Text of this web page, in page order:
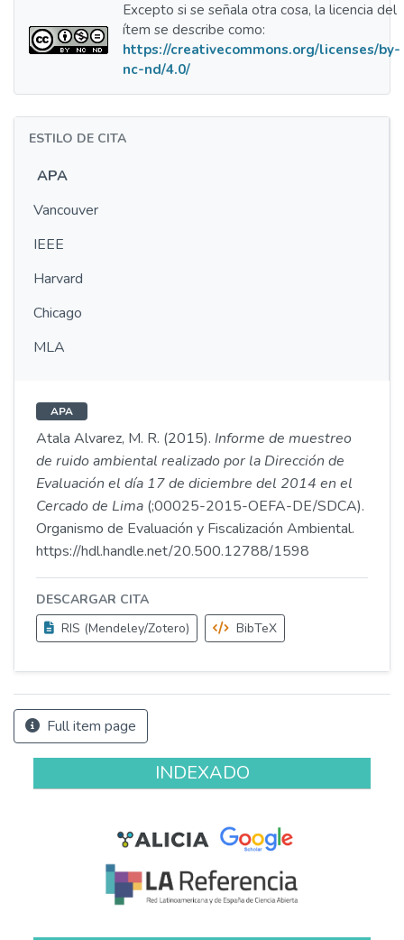
Excepto si se señala otra cosa, la licencia del
ítem se describe como:
https://creativecommons.org/licenses/by-
nc-nd/4.0/
ESTILO DE CITA
APA
Vancouver
IEEE
Harvard
Chicago
MLA
APA
Atala Alvarez, M. R. (2015). Informe de muestreo
de ruido ambiental realizado por la Dirección de
Evaluación el día 17 de diciembre del 2014 en el
Cercado de Lima (;00025-2015-OEFA-DE/SDCA).
Organismo de Evaluación y Fiscalización Ambiental.
https://hdl.handle.net/20.500.12788/1598
DESCARGAR CITA
RIS (Mendeley/Zotero)
BibTeX
Full item page
INDEXADO